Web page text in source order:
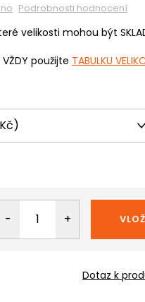
Podrobnosti hodnocení
velikosti mohou být
použijte TABULKU
Dotaz k